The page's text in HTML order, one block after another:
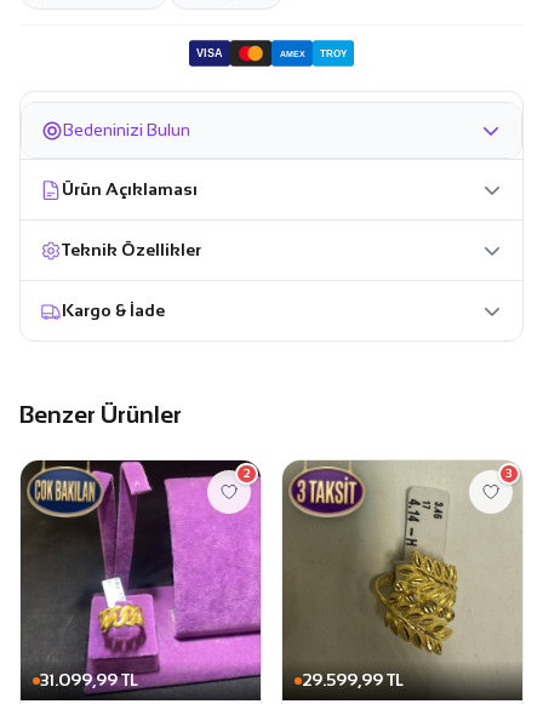
VISA AMEX TROY
Bedeninizi Bulun
Ürün Açıklaması
Teknik Özellikler
Kargo & İade
Benzer Ürünler
31.099,99 TL
2
29.599,99 TL
3